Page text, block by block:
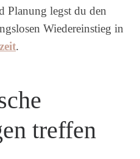
Planung legst du den
Wiedereinstieg in
.
treffen